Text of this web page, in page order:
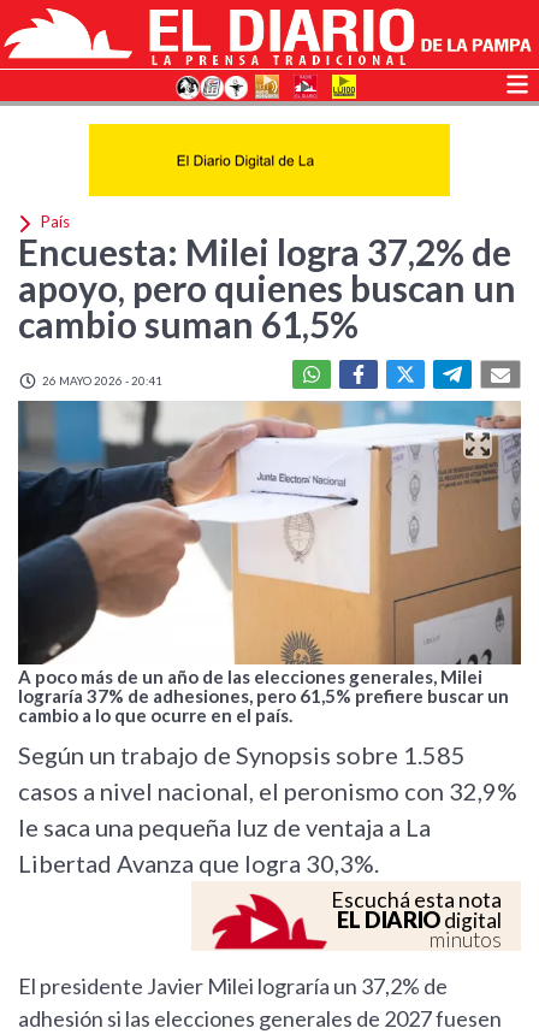
País
Encuesta: Milei logra 37,2% de
apoyo, pero quienes buscan un
cambio suman 61,5%
26 MAYO 2026 - 20:41
A poco más de un año de las elecciones generales, Milei
lograría 37% de adhesiones, pero 61,5% prefiere buscar un
cambio a lo que ocurre en el país.
Según un trabajo de Synopsis sobre 1.585
casos a nivel nacional, el peronismo con 32,9%
le saca una pequeña luz de ventaja a La
Libertad Avanza que logra 30,3%.
Escuchá esta nota
EL DIARIOdigital
minutos
El presidente Javier Milei lograría un 37,2% de
adhesión si las elecciones generales de 2027 fuesen